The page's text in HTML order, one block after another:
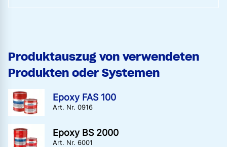
Produktauszug von verwendeten
Produkten oder Systemen
Epoxy FAS 100
Art. Nr. 0916
Epoxy BS 2000
Art. Nr. 6001